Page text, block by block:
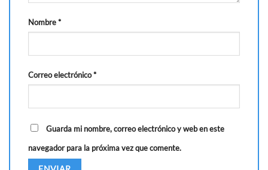
Nombre *
Correo electrónico*
Guarda mi nombre, correo electrónico y web en este
navegador para la próxima vez que comente.